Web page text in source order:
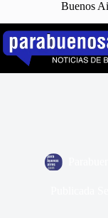
Buenos
Saltar
contenido